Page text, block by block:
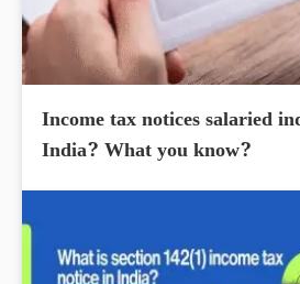
Income tax notices salaried
India? What you know?